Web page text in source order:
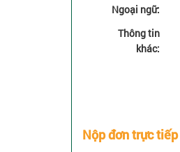
Ngoại ngữ:
Thông tin
khác:
Nộp đơn trực tiếp